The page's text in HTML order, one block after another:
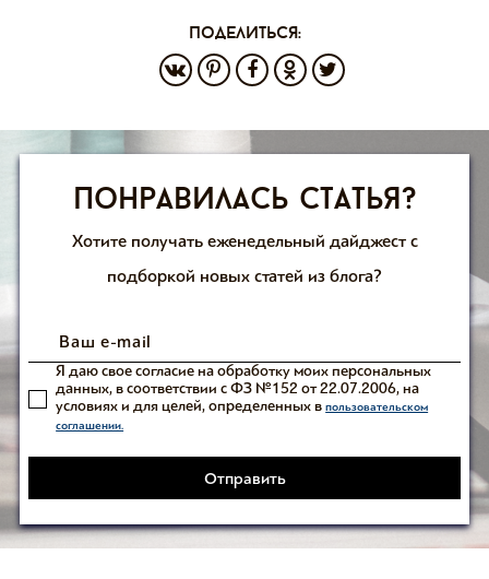
поделиться:
Понравилась статья?
Хотите получать еженедельный дайджест с
подборкой новых статей из блога?
Я даю свое согласие на обработку моих персональных
данных, в соответствии с ФЗ №152 от 22.07.2006, на
условиях и для целей, определенных впользовательском
соглашении.
Отправить